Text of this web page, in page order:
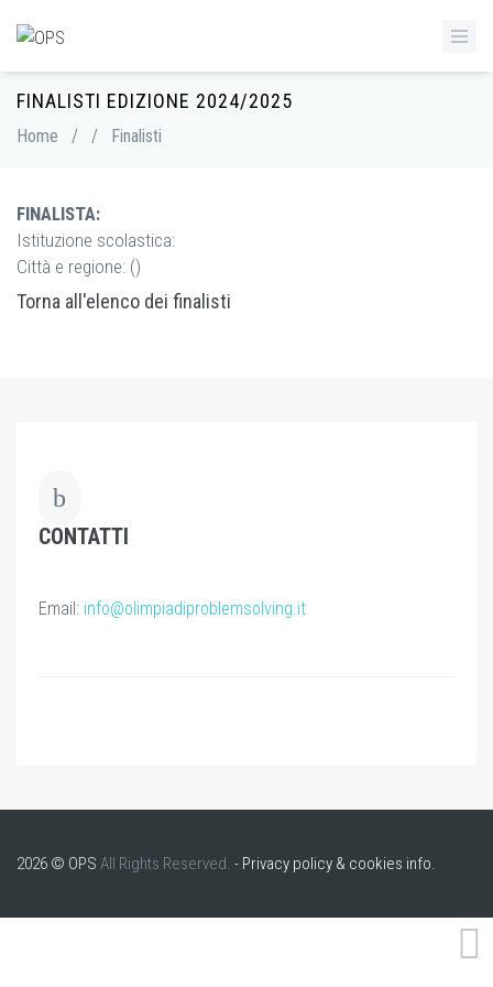
FINALISTI EDIZIONE 2024/2025
Home / / Finalisti
FINALISTA:
Istituzione scolastica:
Città e regione: ()
Torna all'elenco dei finalisti
CONTATTI
Email: info@olimpiadiproblemsolving.it
2026 © OPS All Rights Reserved. - Privacy policy & cookies info.